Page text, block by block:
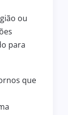
ou
para
que
PARA